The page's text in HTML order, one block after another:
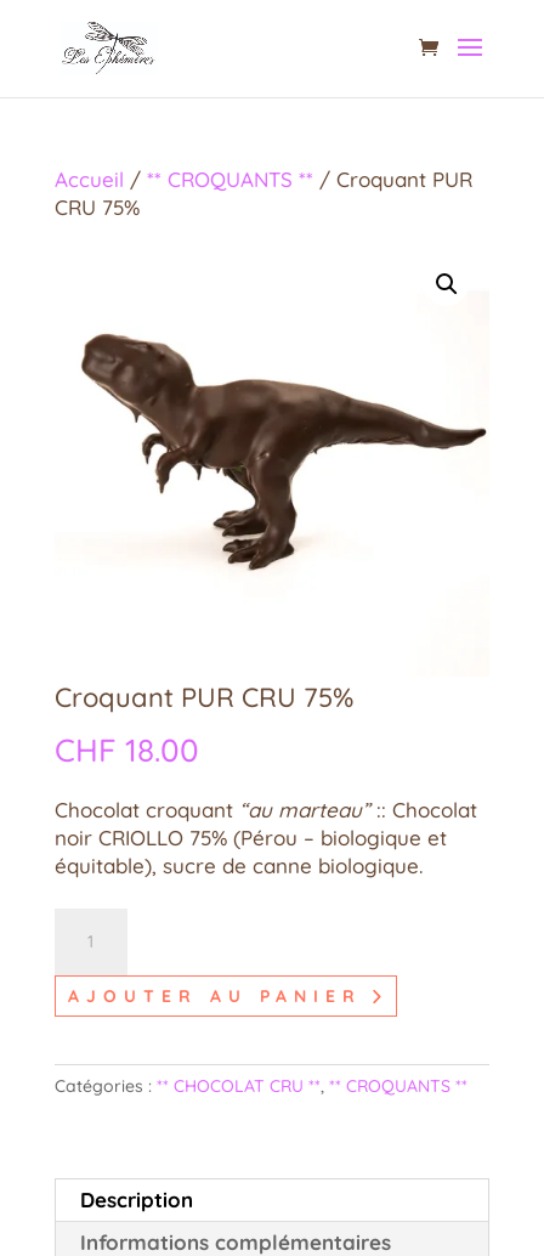
Accueil / ** CROQUANTS ** / Croquant PUR
CRU 75%
Croquant PUR CRU 75%
CHF 18.00
Chocolat croquant “au marteau”:: Chocolat
noir CRIOLLO 75% (Pérou – biologique et
équitable), sucre de canne biologique.
Croquant
PUR
75%
AJOUTER AU PANIER
Catégories : ** CHOCOLAT CRU **, ** CROQUANTS **
Description
Informations complémentaires